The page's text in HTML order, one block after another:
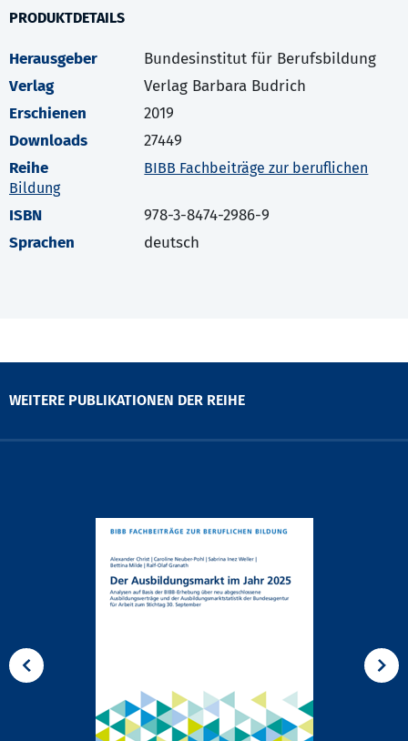
PRODUKTDETAILS
Herausgeber
Bundesinstitut für Berufsbildung
Verlag
Verlag Barbara Budrich
Erschienen
2019
Downloads
27449
Reihe
BIBB Fachbeiträge zur beruflichen
Bildung
ISBN
978-3-8474-2986-9
Sprachen
deutsch
WEITERE PUBLIKATIONEN DER REIHE